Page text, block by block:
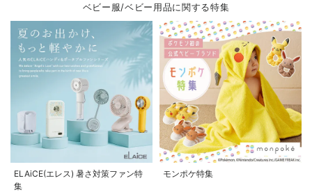
ベビー服/ベビー用品に関する特集
ELAiCE(エレス) 暑さ対策ファン特
集
モンポケ特集